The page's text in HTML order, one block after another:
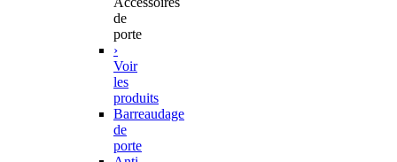
de
porte
›
Voir
les
produits
Barreaudage
de
porte